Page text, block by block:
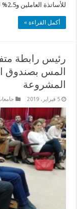
للأساتذة العاملين و2.5% للأساتذة المتقاعدين. …
أكمل القراءة »
رئيس رابطة
المس بصندوق
المشروعة
5 فبراير، 2019